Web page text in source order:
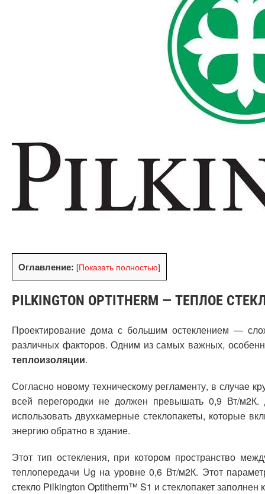
Оглавление: [Показать полностью]
PILKINGTON OPTITHERM — ТЕПЛОЕ
Проектирование дома с большим остеклением —
различных факторов. Одним из самых важных,
теплоизоляции.
Согласно новому техническому регламенту, в случае
всей перегородки не должен превышать 0,9 Вт/
использовать двухкамерные стеклопакеты, которые
энергию обратно в здание.
Этот тип остекления, при котором пространство
теплопередачи Ug на уровне 0,6 Вт/м2К. Этот
стекло Pilkington Optitherm™ S1 и стеклопакет заполнен